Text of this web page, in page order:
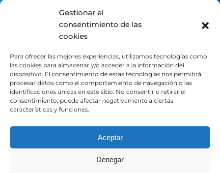
Gestionar el
consentimiento de las
cookies
Para ofrecer las mejores experiencias, utilizamos tecnologías como
las cookies para almacenar y/o acceder a la información del
dispositivo. El consentimiento de estas tecnologías nos permitirá
procesar datos como el comportamiento de navegación o las
identificaciones únicas en este sitio. No consentir o retirar el
consentimiento, puede afectar negativamente a ciertas
características y funciones.
Aceptar
Denegar
Contacto
Trabaja con nosotros
Canal de denuncias
LEGAL
Aviso Legal
Política de Privacidad
Política de Cookies
Fondos Europeos